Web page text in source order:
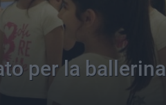
per la ballerina